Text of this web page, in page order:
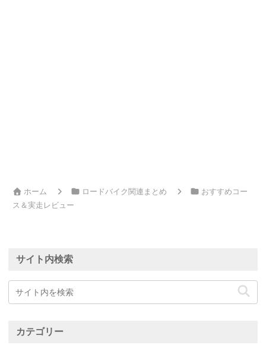
ホーム ロードバイク関連まとめ
おすすめコー
ス＆実走レビュー
サイト内検索
カテゴリー